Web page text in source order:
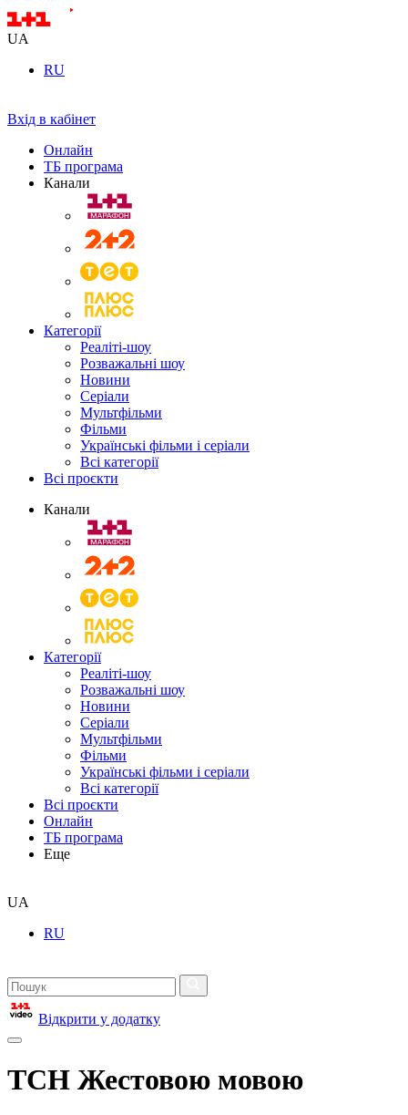
UA
RU
Вхід в кабінет
Онлайн
ТБ програма
Канали
Категорії
Реаліті-шоу
Розважальні шоу
Новини
Серіали
Мультфільми
Фільми
Українські фільми і серіали
Всі категорії
Всі проєкти
Канали
Категорії
Реаліті-шоу
Розважальні шоу
Новини
Серіали
Мультфільми
Фільми
Українські фільми і серіали
Всі категорії
Всі проєкти
Онлайн
ТБ програма
Еще
UA
RU
Відкрити у додатку
ТСН Жестовою мовою